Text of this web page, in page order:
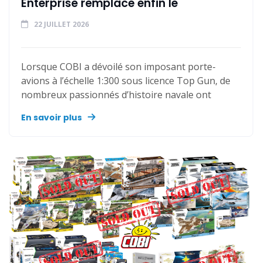
Enterprise remplace enfin le
22 JUILLET 2026
Lorsque COBI a dévoilé son imposant porte-
avions à l’échelle 1:300 sous licence Top Gun, de
nombreux passionnés d’histoire navale ont
En savoir plus